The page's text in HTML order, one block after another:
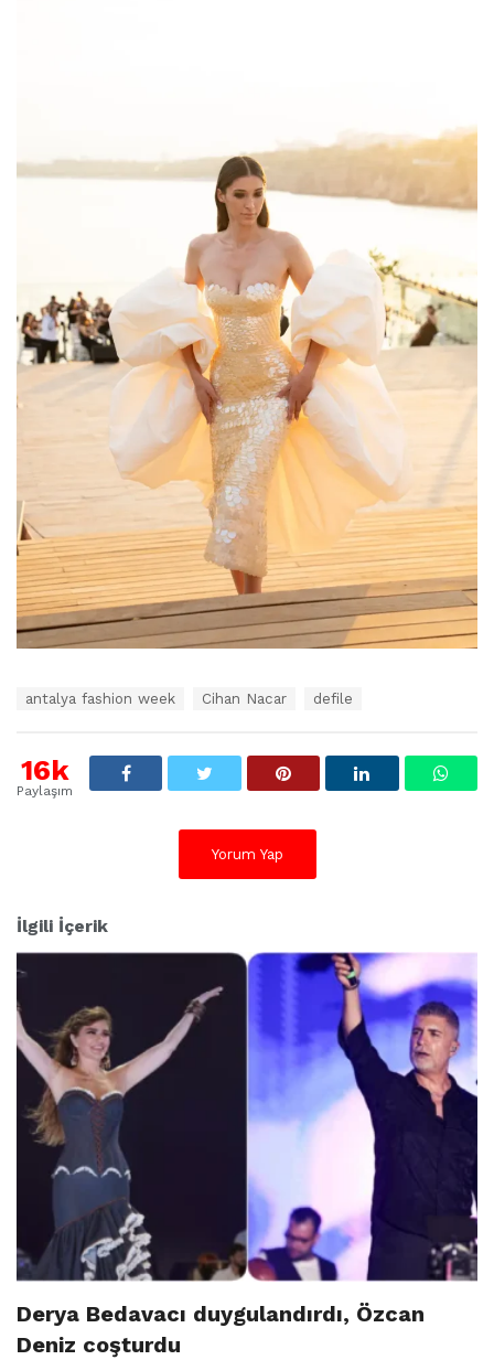
t
antalya fashion week Cihan Nacar defile
16k
Paylaşım
Yorum Yap
İlgili İçerik
Derya Bedavacı duygulandırdı, Özcan
Deniz coşturdu